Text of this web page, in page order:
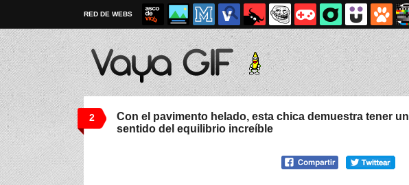
RED DE WEBS
2
Con el pavimento helado, esta chica demuestra tener un
sentido del equilibrio increíble